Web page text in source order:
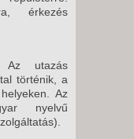
érkezés
Az utazás
történik, a
Az
nyelvű